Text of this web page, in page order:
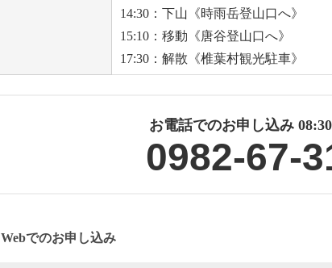
14:30：下山《時雨岳登山口へ》
15:10：移動《唐谷登山口へ》
17:30：解散《椎葉村観光駐車》
お電話でのお申し込み
0982-67-
Webでのお申し込み